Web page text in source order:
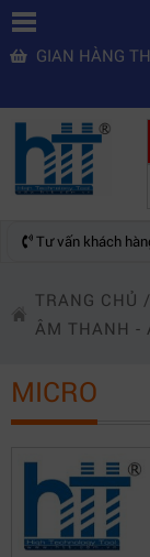
GIAN HÀNG
Tư vấn khách
TRANG CHỦ /
ÂM THANH -
MICRO